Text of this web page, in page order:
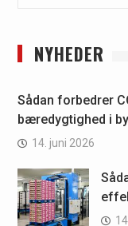
NYHEDER
Sådan forbedrer
bæredygtighed i
14. juni 2026